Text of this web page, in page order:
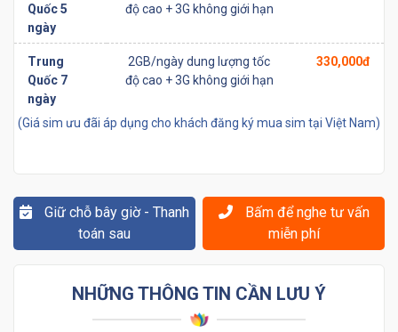
Quốc 5
ngày
độ cao + 3G không giới hạn
Trung
Quốc 7
ngày
2GB/ngày dung lượng tốc
độ cao + 3G không giới hạn
330,000đ
(Giá sim ưu đãi áp dụng cho khách đăng ký mua sim tại Việt Nam)
Giữ chỗ bây giờ - Thanh
toán sau
Bấm để nghe tư vấn
miễn phí
NHỮNG THÔNG TIN CẦN LƯU Ý